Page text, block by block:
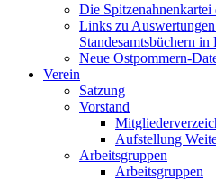
Die
Links zu
Standesamtsbüchern in
Neue Ostpommern-
Verein
Satzung
Vorstand
Aufstellung
Arbeitsgruppen
Arbeitsgruppen